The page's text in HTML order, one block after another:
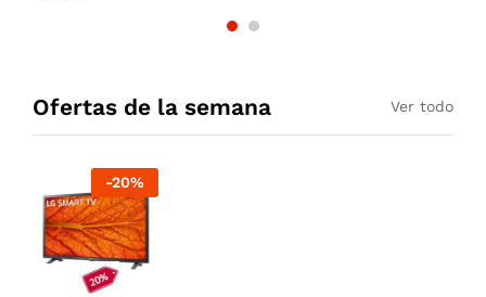
Ofertas de la semana Ver todo
-20%